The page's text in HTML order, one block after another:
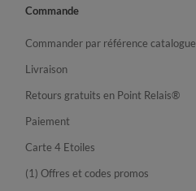
Commande
Commander par référence catalogue
Livraison
Retours gratuits en Point Relais®
Paiement
Carte 4 Etoiles
(1) Offres et codes promos